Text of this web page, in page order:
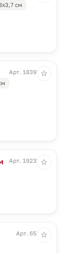
см
Арт. 18392.30
☆
Арт. 19232.35
☆
Арт. 658.40
☆